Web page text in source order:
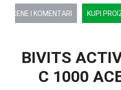
OCENE I KOMENTARI KUPI
BIVITS
C 1000